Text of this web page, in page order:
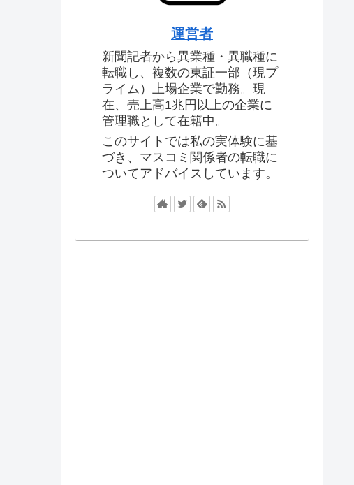
運営者
新聞記者から異業種・異職種に
転職し、複数の東証一部（現プ
ライム）上場企業で勤務。現
在、売上高1兆円以上の企業に
管理職として在籍中。
このサイトでは私の実体験に基
づき、マスコミ関係者の転職に
ついてアドバイスしています。